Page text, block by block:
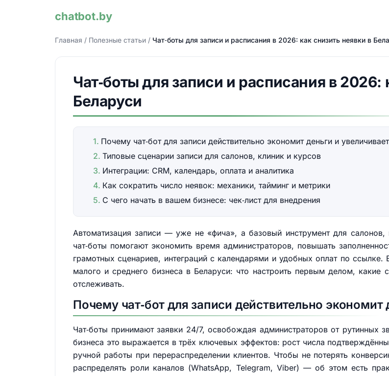
chatbot.by
Главная / Полезные статьи / Чат‑боты для записи и расписания в 2026: как снизить неявки в
Чат‑боты для записи и расписания в 2026:
Беларуси
Почему чат‑бот для записи действительно экономит деньги и
Типовые сценарии записи для салонов, клиник и курсов
Интеграции: CRM, календарь, оплата и аналитика
Как сократить число неявок: механики, тайминг и метрики
С чего начать в вашем бизнесе: чек‑лист для внедрения
Автоматизация записи — уже не «фичa», а базовый инструмент для
чат‑боты помогают экономить время администраторов, повышать
грамотных сценариев, интеграций с календарями и удобных оплат по
малого и среднего бизнеса в Беларуси: что настроить первым делом, какие
отслеживать.
Почему чат‑бот для записи действительно экономит
Чат‑боты принимают заявки 24/7, освобождая администраторов от рутинных
бизнеса это выражается в трёх ключевых эффектов: рост числа
ручной работы при перераспределении клиентов. Чтобы не потерять
распределять роли каналов (WhatsApp, Telegram, Viber) — об этом есть